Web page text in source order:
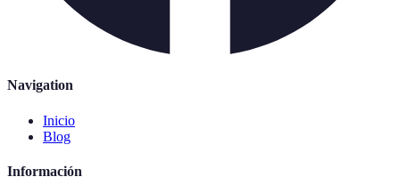
Navigation
Inicio
Blog
Información